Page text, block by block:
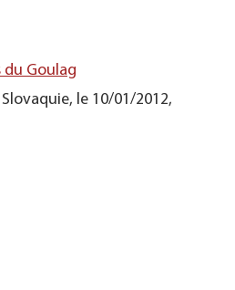
du Goulag
le 10/01/2012,